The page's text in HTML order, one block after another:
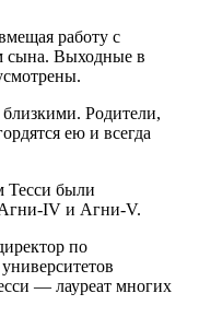
работу с
сына. Выходные в
близкими. Родители,
ею и всегда
Тесси были
Агни-IV и Агни-V.
по
— лауреат многих